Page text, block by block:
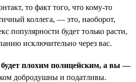
то факт того, что кому-то
коллега, — это, наоборот,
популярности будет только расти,
исключительно через вас.
будет плохим полицейским, а вы —
добродушны и податливы.